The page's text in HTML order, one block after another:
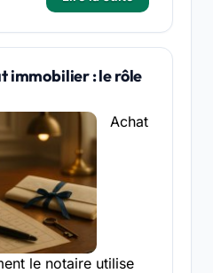
immobilier : le rôle
Achat
le notaire utilise